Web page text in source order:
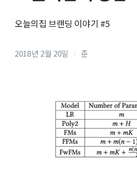
오늘의집 브랜딩 이야기 #5
2018년 2월 20일 준